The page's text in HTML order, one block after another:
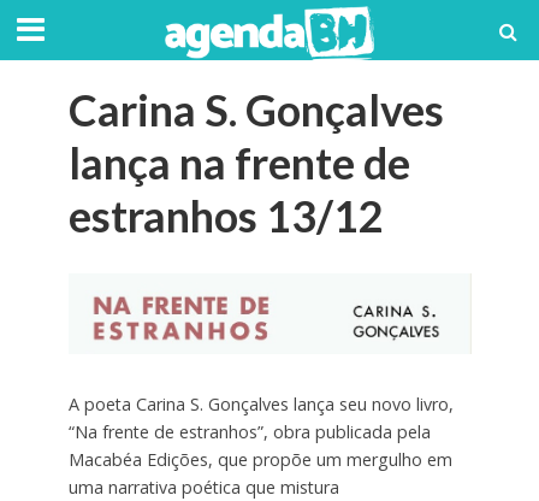
Carina S. Gonçalves
lança na frente de
estranhos 13/12
A poeta Carina S. Gonçalves lança seu novo livro,
“Na frente de estranhos”, obra publicada pela
Macabéa Edições, que propõe um mergulho em
uma narrativa poética que mistura